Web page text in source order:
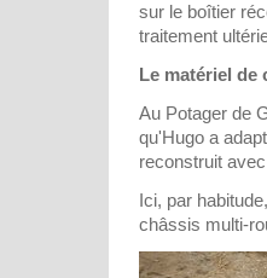
sur le boîtier
traitement
Le matériel de
Au Potager de
qu'Hugo a
reconstruit
Ici, par
châssis multi-